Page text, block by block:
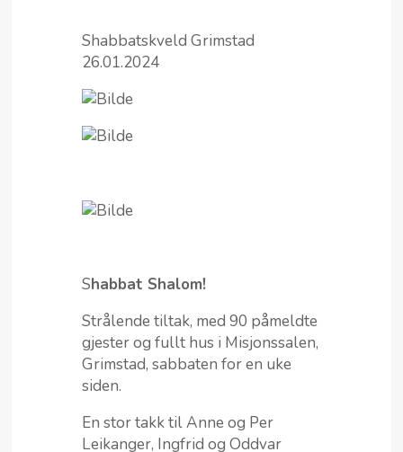
Shabbatskveld Grimstad
26.01.2024
Shabbat Shalom!
Strålende tiltak, med 90 påmeldte
gjester og fullt hus i Misjonssalen,
Grimstad, sabbaten for en uke
siden.
En stor takk til Anne og Per
Leikanger, Ingfrid og Oddvar